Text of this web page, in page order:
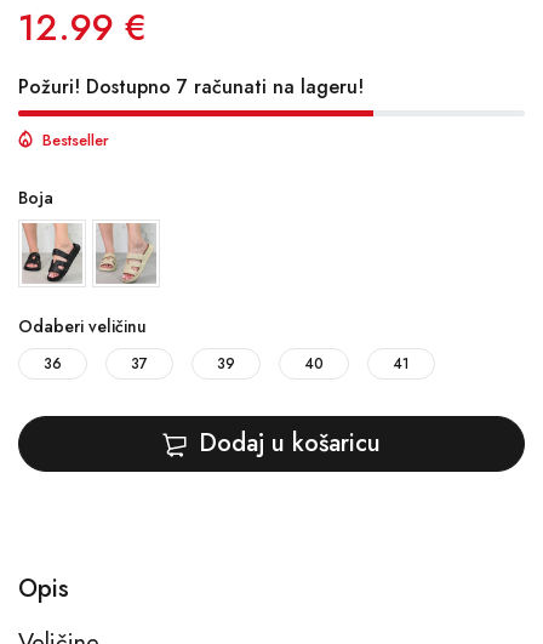
12.99 €
Požuri! Dostupno 7 računati na lageru!
Bestseller
Boja
Odaberi veličinu
36 37 39 40 41
Dodaj u košaricu
Opis